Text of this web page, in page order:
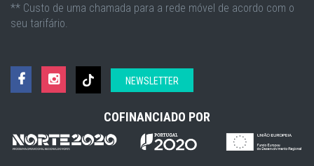
** Custo de uma chamada para a rede móvel de acordo com o
seu tarifário.
NEWSLETTER
COFINANCIADO POR